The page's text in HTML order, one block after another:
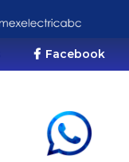
Facebook